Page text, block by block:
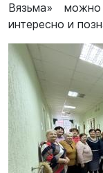
Вязьма»
интересно и